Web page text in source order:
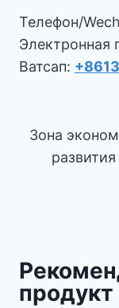
Телефон/
Электронная
Ватсап:
Зона
продукт